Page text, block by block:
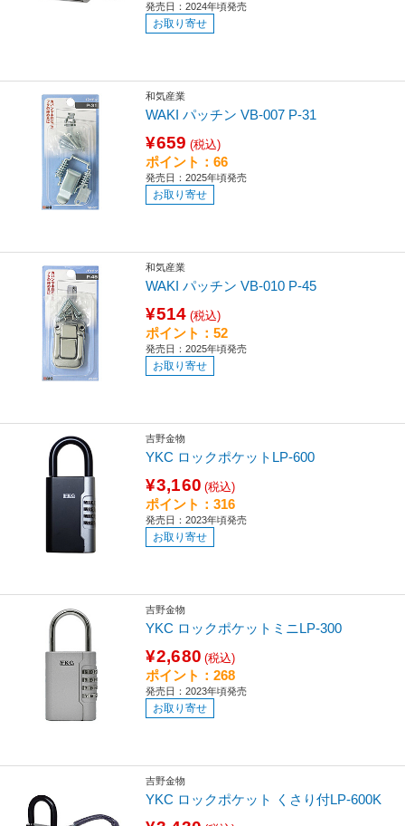
発売日：2024年頃発売
お取り寄せ
和気産業
WAKI パッチン VB-007 P-31
¥659 (税込)
ポイント：66
発売日：2025年頃発売
お取り寄せ
和気産業
WAKI パッチン VB-010 P-45
¥514 (税込)
ポイント：52
発売日：2025年頃発売
お取り寄せ
吉野金物
YKC ロックポケットLP-600
¥3,160 (税込)
ポイント：316
発売日：2023年頃発売
お取り寄せ
吉野金物
YKC ロックポケットミニLP-300
¥2,680 (税込)
ポイント：268
発売日：2023年頃発売
お取り寄せ
吉野金物
YKC ロックポケット くさり付LP-600K